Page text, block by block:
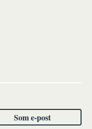
Som e-post